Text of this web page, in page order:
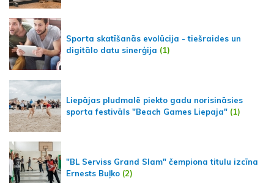
Sporta skatīšanās evolūcija - tiešraides un
digitālo datu sinerģija (1)
Liepājas pludmalē piekto gadu norisināsies
sporta festivāls "Beach Games Liepaja" (1)
"BL Serviss Grand Slam" čempiona titulu izcīna
Ernests Buļko (2)